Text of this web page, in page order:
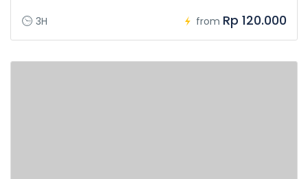
3H from Rp 120.000